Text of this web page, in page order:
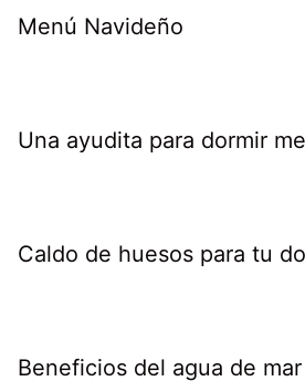
Menú Navideño
Una ayudita para dormir
Caldo de huesos para tu
Beneficios del agua de mar